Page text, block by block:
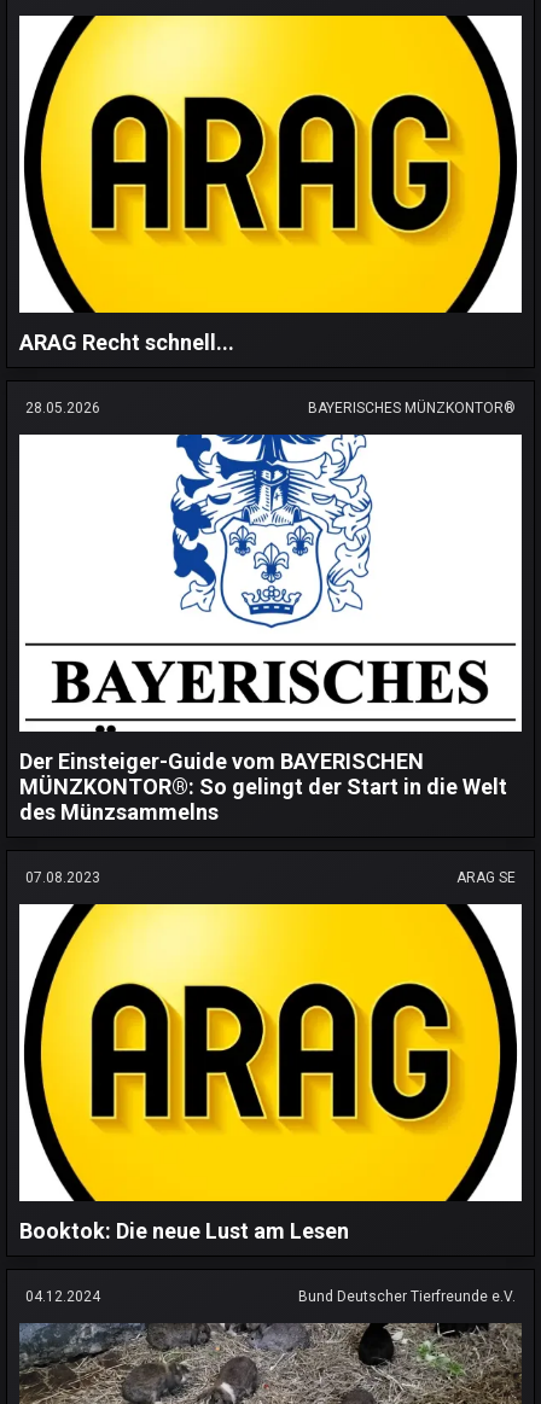
ARAG Recht schnell...
28.05.2026 BAYERISCHES MÜNZKONTOR®
Der Einsteiger-Guide vom BAYERISCHEN
MÜNZKONTOR®: So gelingt der Start in die Welt
des Münzsammelns
07.08.2023 ARAG SE
Booktok: Die neue Lust am Lesen
04.12.2024 Bund Deutscher Tierfreunde e.V.